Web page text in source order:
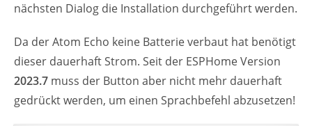
nächsten Dialog die Installation durchgeführt werden.
Da der Atom Echo keine Batterie verbaut hat benötigt
dieser dauerhaft Strom. Seit der ESPHome Version
2023.7 muss der Button aber nicht mehr dauerhaft
gedrückt werden, um einen Sprachbefehl abzusetzen!